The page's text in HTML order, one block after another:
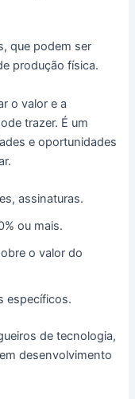
que podem ser
produção física.
o valor e a
trazer. É um
e oportunidades
assinaturas.
ou mais.
o valor do
específicos.
de tecnologia,
desenvolvimento